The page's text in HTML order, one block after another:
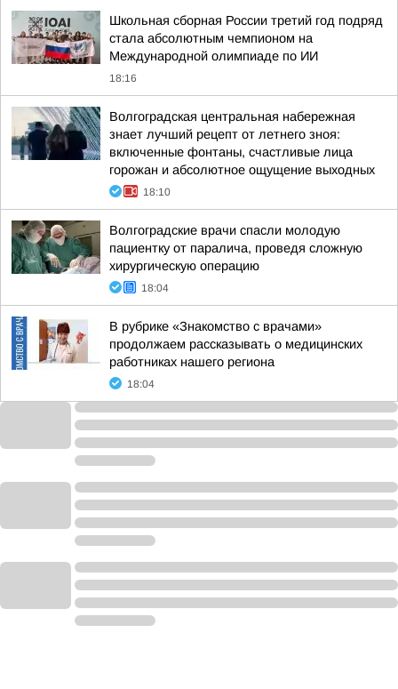
Школьная сборная России третий год подряд
стала абсолютным чемпионом на
Международной олимпиаде по ИИ
18:16
Волгоградская центральная набережная
знает лучший рецепт от летнего зноя:
включенные фонтаны, счастливые лица
горожан и абсолютное ощущение выходных
18:10
Волгоградские врачи спасли молодую
пациентку от паралича, проведя сложную
хирургическую операцию
18:04
В рубрике «Знакомство с врачами»
продолжаем рассказывать о медицинских
работниках нашего региона
18:04